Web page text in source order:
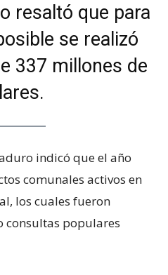
resaltó que para
se realizó
337 millones de
indicó que el año
comunales activos en
los cuales fueron
consultas populares